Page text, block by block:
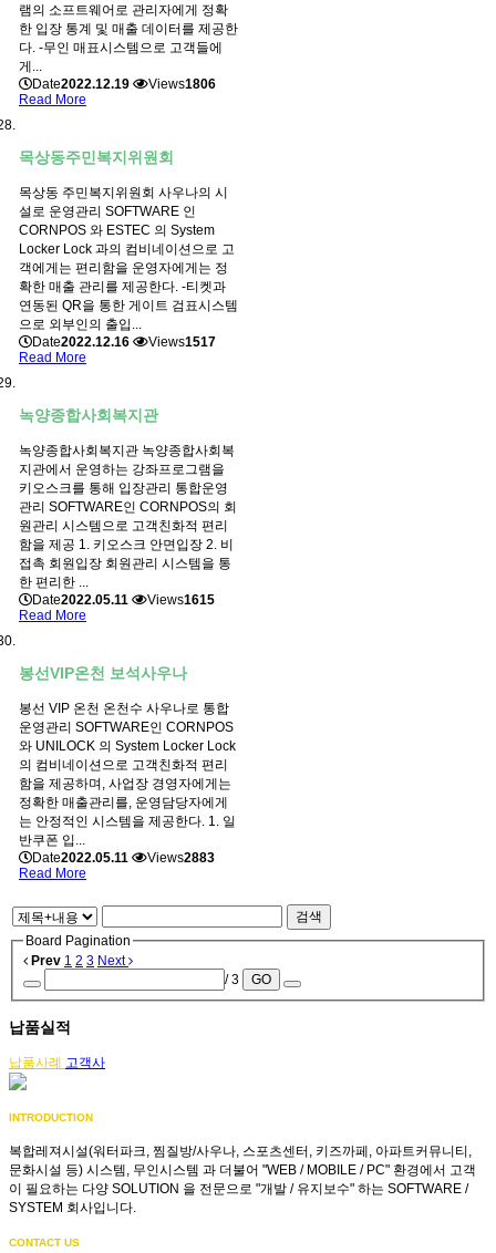
램의 소프트웨어로 관리자에게 정확
한 입장 통계 및 매출 데이터를 제공한
다. -무인 매표시스템으로 고객들에
게...
Date2022.12.19 Views1806
Read More
목상동주민복지위원회
목상동 주민복지위원회 사우나의 시
설로 운영관리 SOFTWARE 인
CORNPOS 와 ESTEC 의 System
Locker Lock 과의 컴비네이션으로 고
객에게는 편리함을 운영자에게는 정
확한 매출 관리를 제공한다. -티켓과
연동된 QR을 통한 게이트 검표시스템
으로 외부인의 출입...
Date2022.12.16 Views1517
Read More
녹양종합사회복지관
녹양종합사회복지관 녹양종합사회복
지관에서 운영하는 강좌프로그램을
키오스크를 통해 입장관리 통합운영
관리 SOFTWARE인 CORNPOS의 회
원관리 시스템으로 고객친화적 편리
함을 제공 1. 키오스크 안면입장 2. 비
접촉 회원입장 회원관리 시스템을 통
한 편리한 ...
Date2022.05.11 Views1615
Read More
봉선VIP온천 보석사우나
봉선 VIP 온천 온천수 사우나로 통합
운영관리 SOFTWARE인 CORNPOS
와 UNILOCK 의 System Locker Lock
의 컴비네이션으로 고객친화적 편리
함을 제공하며, 사업장 경영자에게는
정확한 매출관리를, 운영담당자에게
는 안정적인 시스템을 제공한다. 1. 일
반쿠폰 입...
Date2022.05.11 Views2883
Read More
검색
Board Pagination
Prev 1 2 3 Next
/ 3
GO
납품실적
납품사례 고객사
INTRODUCTION
복합레져시설(워터파크, 찜질방/사우나, 스포츠센터, 키즈까페, 아파트커뮤니티,
문화시설 등) 시스템, 무인시스템 과 더불어 "WEB / MOBILE / PC" 환경에서 고객
이 필요하는 다양 SOLUTION 을 전문으로 "개발 / 유지보수" 하는 SOFTWARE /
SYSTEM 회사입니다.
CONTACT US